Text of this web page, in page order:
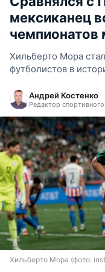
мексиканец
чемпионатов
Хильберто Мора
футболистов в
Андрей Костенко
Редактор
Хильберто Мора (фото: